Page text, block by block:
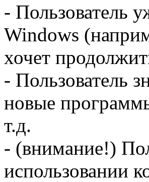
- Пользователь
Windows
хочет
- Пользователь
новые
т.д.
- (внимание!)
использовании